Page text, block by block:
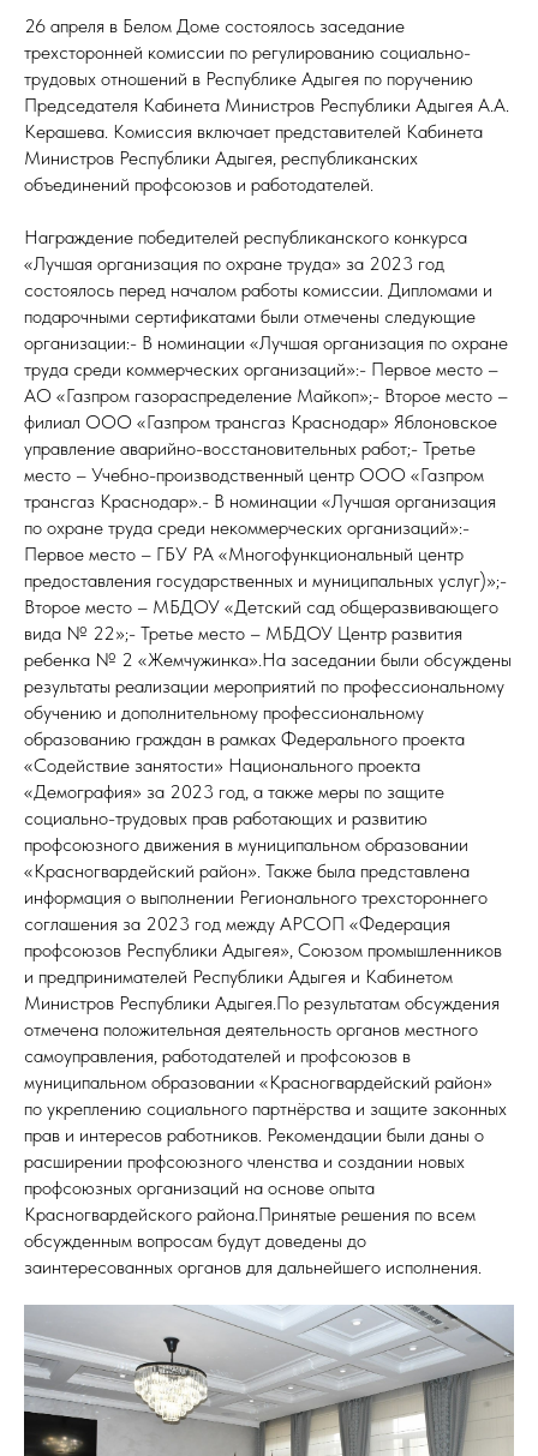
26 апреля в Белом Доме состоялось заседание
трехсторонней комиссии по регулированию социально-
трудовых отношений в Республике Адыгея по поручению
Председателя Кабинета Министров Республики Адыгея А.А.
Керашева. Комиссия включает представителей Кабинета
Министров Республики Адыгея, республиканских
объединений профсоюзов и работодателей.
Награждение победителей республиканского конкурса
«Лучшая организация по охране труда» за 2023 год
состоялось перед началом работы комиссии. Дипломами и
подарочными сертификатами были отмечены следующие
организации:- В номинации «Лучшая организация по охране
труда среди коммерческих организаций»:- Первое место –
АО «Газпром газораспределение Майкоп»;- Второе место –
филиал ООО «Газпром трансгаз Краснодар» Яблоновское
управление аварийно-восстановительных работ;- Третье
место – Учебно-производственный центр ООО «Газпром
трансгаз Краснодар».- В номинации «Лучшая организация
по охране труда среди некоммерческих организаций»:-
Первое место – ГБУ РА «Многофункциональный центр
предоставления государственных и муниципальных услуг)»;-
Второе место – МБДОУ «Детский сад общеразвивающего
вида № 22»;- Третье место – МБДОУ Центр развития
ребенка № 2 «Жемчужинка».На заседании были обсуждены
результаты реализации мероприятий по профессиональному
обучению и дополнительному профессиональному
образованию граждан в рамках Федерального проекта
«Содействие занятости» Национального проекта
«Демография» за 2023 год, а также меры по защите
социально-трудовых прав работающих и развитию
профсоюзного движения в муниципальном образовании
«Красногвардейский район». Также была представлена
информация о выполнении Регионального трехстороннего
соглашения за 2023 год между АРСОП «Федерация
профсоюзов Республики Адыгея», Союзом промышленников
и предпринимателей Республики Адыгея и Кабинетом
Министров Республики Адыгея.По результатам обсуждения
отмечена положительная деятельность органов местного
самоуправления, работодателей и профсоюзов в
муниципальном образовании «Красногвардейский район»
по укреплению социального партнёрства и защите законных
прав и интересов работников. Рекомендации были даны о
расширении профсоюзного членства и создании новых
профсоюзных организаций на основе опыта
Красногвардейского района.Принятые решения по всем
обсужденным вопросам будут доведены до
заинтересованных органов для дальнейшего исполнения.